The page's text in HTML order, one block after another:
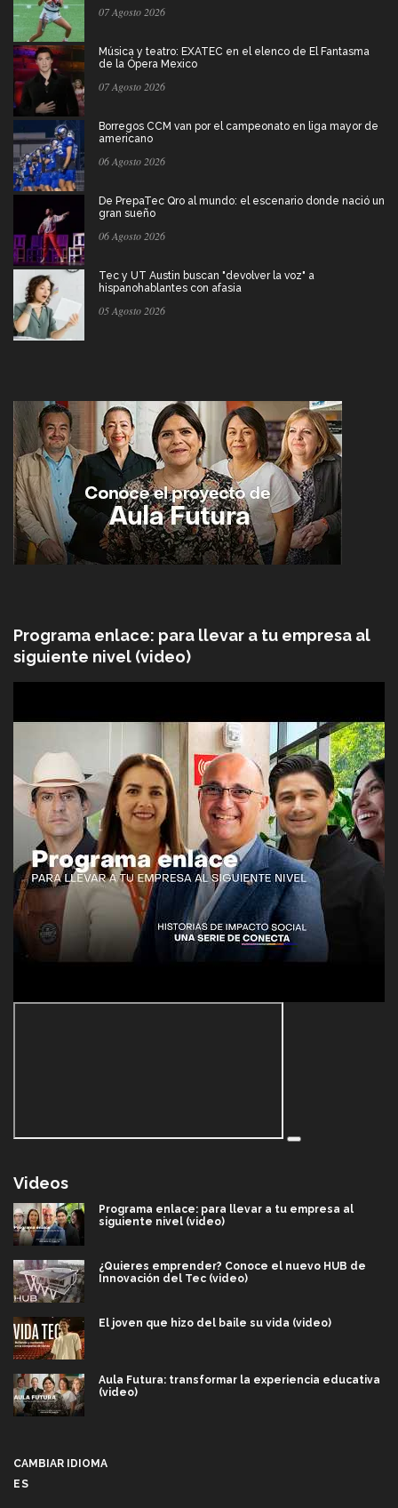
07 Agosto 2026
Música y teatro: EXATEC en el elenco de El Fantasma
de la Ópera Mexico
07 Agosto 2026
Borregos CCM van por el campeonato en liga mayor de
americano
06 Agosto 2026
De PrepaTec Qro al mundo: el escenario donde nació un
gran sueño
06 Agosto 2026
Tec y UT Austin buscan "devolver la voz" a
hispanohablantes con afasia
05 Agosto 2026
Programa enlace: para llevar a tu empresa al
siguiente nivel (video)
Videos
Programa enlace: para llevar a tu empresa al
siguiente nivel (video)
¿Quieres emprender? Conoce el nuevo HUB de
Innovación del Tec (video)
El joven que hizo del baile su vida (video)
Aula Futura: transformar la experiencia educativa
(video)
CAMBIAR IDIOMA
ES